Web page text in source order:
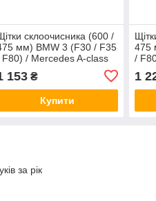
склоочисника (600 /
мм) BMW 3 (F30 / F35
F80) / Mercedes A-class
(W176 / W177) 04- Bosch
153₴
Купити
475
/
1
за рік